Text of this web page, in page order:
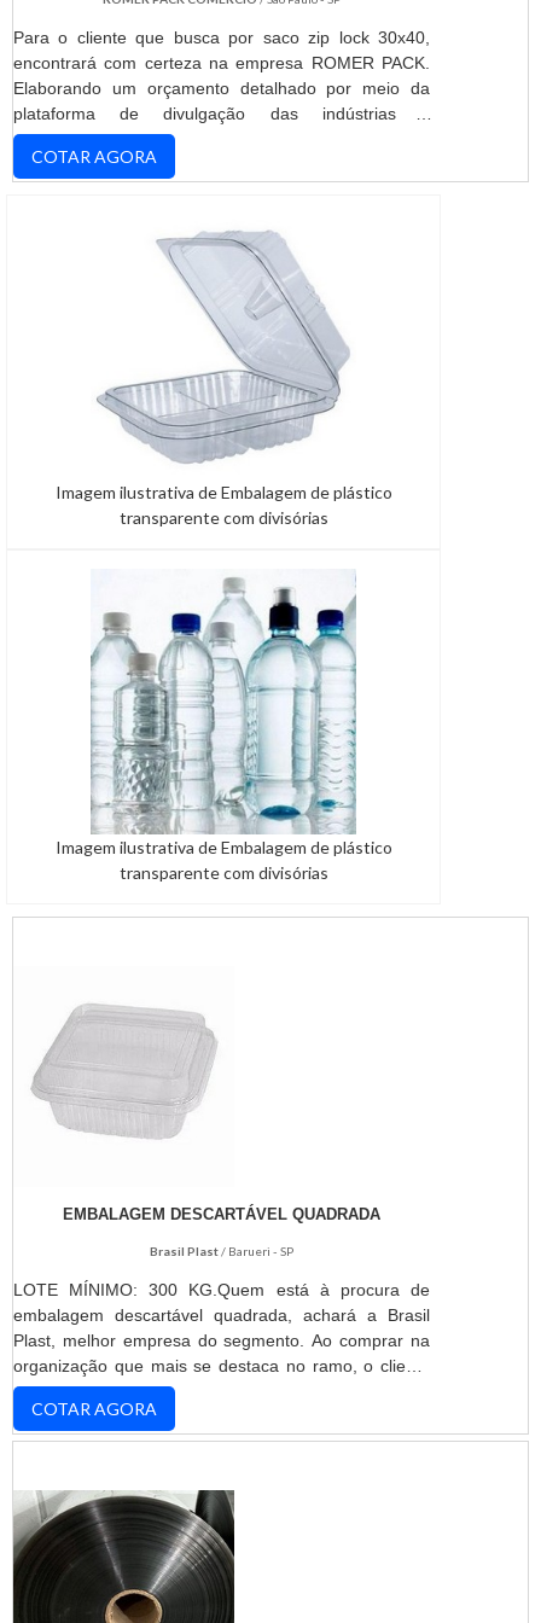
Para o cliente que busca por saco zip lock 30x40,
encontrará com certeza na empresa ROMER PACK.
Elaborando um orçamento detalhado por meio da
plataforma de divulgação das indústrias e
conhecendo a maior referência no mercado em seu
proprio segmento.ALGUNS DETALHES SOBRE SACO
ROMER PACK. Uma empresa com alto know-how em
anticorrosivo e plano de a...
COTAR AGORA
Imagem ilustrativa de Embalagem de plástico
transparente com divisórias
Imagem ilustrativa de Embalagem de plástico
transparente com divisórias
EMBALAGEM DESCARTÁVEL QUADRADA
Brasil Plast/ Barueri - SP
LOTE MÍNIMO: 300 KG.Quem está à procura de
embalagem descartável quadrada, achará a Brasil
Plast, melhor empresa do segmento. Ao comprar na
organização que mais se destaca no ramo, o cliente
receberá um atendimento de excelência e terá a
garantia de adquirir produtos que solucionem
qualquer demanda.DIFERENCIAIS DA EMBALAGEM
embalagem descartável quadrada em uma empresa
responsável, descobre a Brasil Plast. Disponibilizando
para os clientes bobina pet reciclado, garantindo a
satisfação da venda à entrega final, com foco total na
qualidade.Sem trocar o foco sobre embalagem
COTAR AGORA